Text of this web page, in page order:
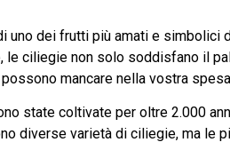
uno dei frutti più amati e simbolici
le ciliegie non solo soddisfano il
mancare nella vostra
state coltivate per oltre 2.000
diverse varietà di ciliegie, ma le